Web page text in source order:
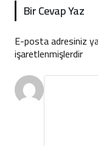
Bir Cevap Yaz
E-posta adresiniz
işaretlenmişlerdir